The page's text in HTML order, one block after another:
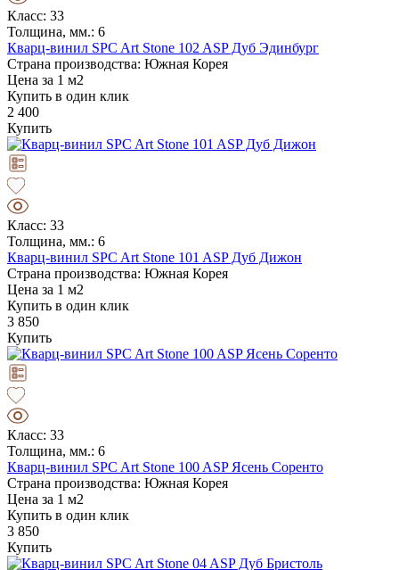
Класс: 33
Толщина, мм.: 6
Кварц-винил SPC Art Stone 102 ASP Дуб Эдинбург
Страна производства: Южная Корея
Цена за 1 м2
Купить в один клик
2 400
Купить
Класс: 33
Толщина, мм.: 6
Кварц-винил SPC Art Stone 101 ASP Дуб Дижон
Страна производства: Южная Корея
Цена за 1 м2
Купить в один клик
3 850
Купить
Класс: 33
Толщина, мм.: 6
Кварц-винил SPC Art Stone 100 ASP Ясень Соренто
Страна производства: Южная Корея
Цена за 1 м2
Купить в один клик
3 850
Купить